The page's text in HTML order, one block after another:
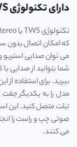
دارای تکنولوژی TWS
که امکان اتصال بدون
می‌ توان صدایی استریو
شما بتوانید از صدایی
ببرید. برای استفاده از
مدل را به یکدیگر
تبلت متصل کنید. این
صوتی چپ و راست را
می‌ کنند.